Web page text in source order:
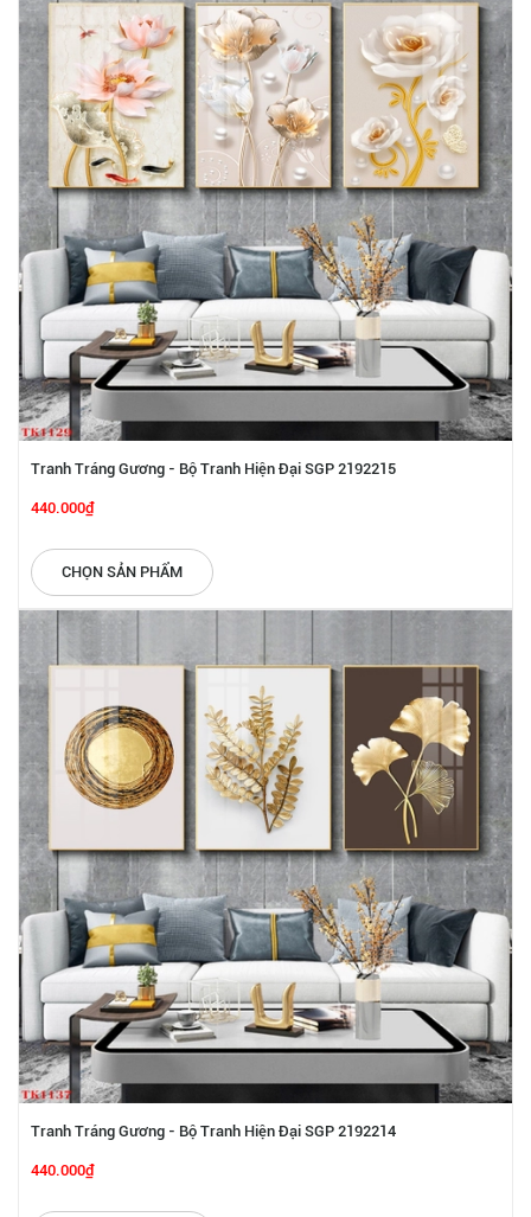
Tranh Tráng Gương - Bộ Tranh Hiện Đại SGP 2192215
440.000₫
CHỌN SẢN PHẨM
Tranh Tráng Gương - Bộ Tranh Hiện Đại SGP 2192214
440.000₫